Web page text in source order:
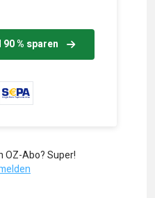
% sparen
OZ-Abo? Super!